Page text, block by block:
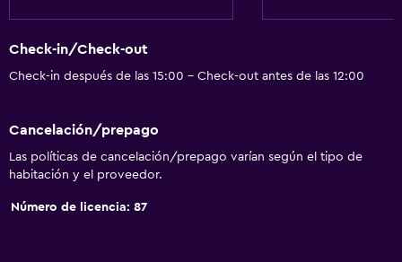
Check-in/Check-out
Check-in después de las 15:00 - Check-out antes de las 12:00
Cancelación/prepago
Las políticas de cancelación/prepago varían según el tipo de
habitación y el proveedor.
Número de licencia: 87